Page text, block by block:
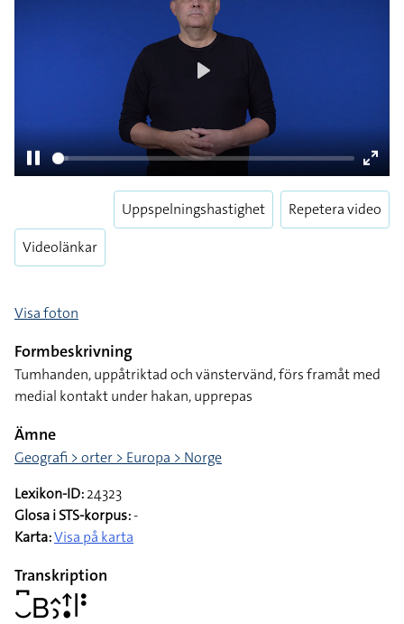
Enter
Videolänkar
Uppspelningshastighet Repetera video
Visa foton
Formbeskrivning
Tumhanden, uppåtriktad och vänstervänd, förs framåt med
medial kontakt under hakan, upprepas
Ämne
Geografi > orter > Europa > Norge
Lexikon-ID:24323
Glosa i STS-korpus:-
Karta:Visa på karta
Transkription
􌤛􌥚􌤧􌤵􌤶􌦃􌥡􌥼􌥻